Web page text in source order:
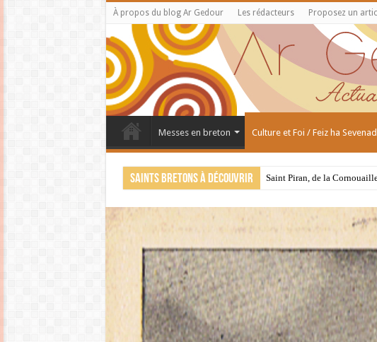
À propos du blog Ar Gedour Les rédacteurs Proposez un
Messes en breton Culture et Foi / Feiz ha
Saints bretons à découvrir Saint Piran, de la